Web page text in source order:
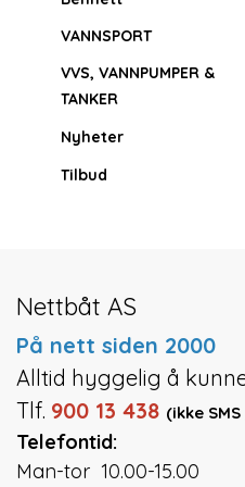
VANNSPORT
VVS, VANNPUMPER &
TANKER
Nyheter
Tilbud
Nettbåt AS
På nett siden 2000
Alltid hyggelig å
Tlf. 900 13 438 (ikke
Telefontid:
Man-tor 10.00-15.00